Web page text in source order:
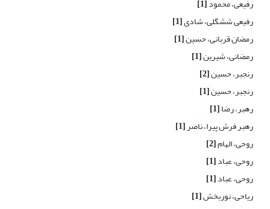
رفیعی، محمود[1]
رفیعی ششگلی، شادی[1]
رمضان قربانی، حسین[1]
رمضانی، شیرین[1]
رنجبر، حسین[2]
رنجبر، حسین[1]
رهبر، رضا[1]
رهبر فرش پیرا، ناصر[1]
روحی، الهام[2]
روحی، عباد[1]
روحی، عباد[1]
ریاحی، نوربخش[1]